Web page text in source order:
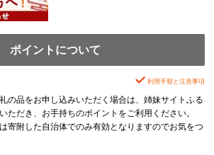
ポイントについて
利用手順と注意事項
の品をお申し込みいただく場合は、姉妹サイトふる
ただき、お手持ちのポイントをご利用ください。
寄附した自治体でのみ有効となりますのでお気をつ